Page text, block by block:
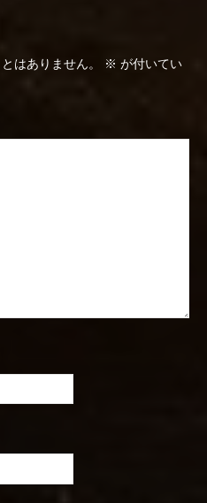
はありません。 ※ が付いてい